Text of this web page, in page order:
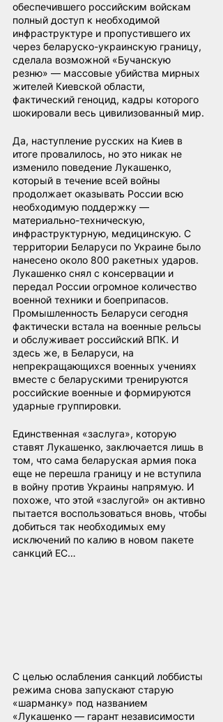
обеспечившего российским войскам
полный доступ к необходимой
инфраструктуре и пропустившего их
через беларуско-украинскую границу,
сделала возможной «Бучанскую
резню» — массовые убийства мирных
жителей Киевской области,
фактический геноцид, кадры которого
шокировали весь цивилизованный мир.
Да, наступление русских на Киев в
итоге провалилось, но это никак не
изменило поведение Лукашенко,
который в течение всей войны
продолжает оказывать России всю
необходимую поддержку —
материально-техническую,
инфраструктурную, медицинскую. С
территории Беларуси по Украине было
нанесено около 800 ракетных ударов.
Лукашенко снял с консервации и
передал России огромное количество
военной техники и боеприпасов.
Промышленность Беларуси сегодня
фактически встала на военные рельсы
и обслуживает российский ВПК. И
здесь же, в Беларуси, на
непрекращающихся военных учениях
вместе с беларускими тренируются
российские военные и формируются
ударные группировки.
Единственная «заслуга», которую
ставят Лукашенко, заключается лишь в
том, что сама беларуская армия пока
еще не перешла границу и не вступила
в войну против Украины напрямую. И
похоже, что этой «заслугой» он активно
пытается воспользоваться вновь, чтобы
добиться так необходимых ему
исключений по калию в новом пакете
санкций ЕС…
С целью ослабления санкций лоббисты
режима снова запускают старую
«шарманку» под названием
«Лукашенко — гарант независимости